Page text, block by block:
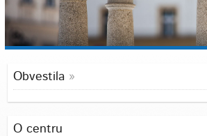
Obvestila
O centru